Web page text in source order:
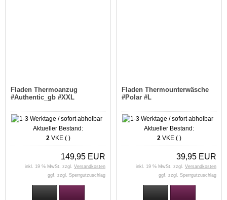
Fladen Thermoanzug
#Authentic_gb #XXL
Aktueller Bestand:
2VKE ( )
149,95 EUR
inkl. 19 % MwSt. zzgl. Versandkosten
ggf. zzgl. Sperrgutzuschlag
Fladen Thermounterwäsche
#Polar #L
Aktueller Bestand:
2VKE ( )
39,95 EUR
inkl. 19 % MwSt. zzgl. Versandkosten
ggf. zzgl. Sperrgutzuschlag